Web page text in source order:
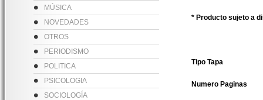
MÚSICA
NOVEDADES
OTROS
PERIODISMO
POLITICA
PSICOLOGIA
SOCIOLOGÍA
* Producto sujeto a
Tipo Tapa
Numero Paginas